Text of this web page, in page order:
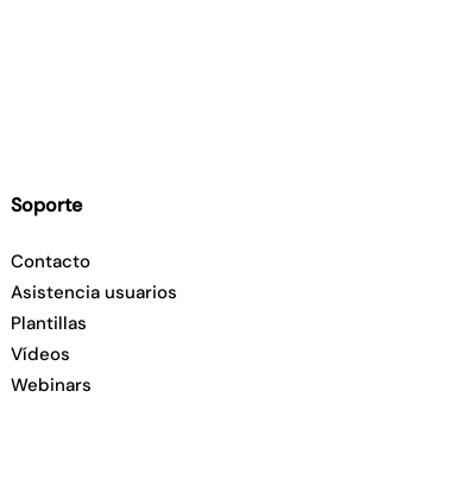
Soporte
Contacto
Asistencia usuarios
Plantillas
Vídeos
Webinars